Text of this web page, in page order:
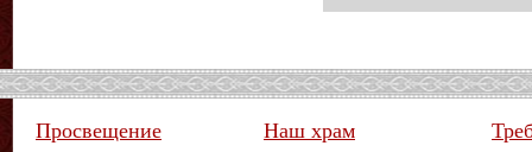
Просвещение Наш храм